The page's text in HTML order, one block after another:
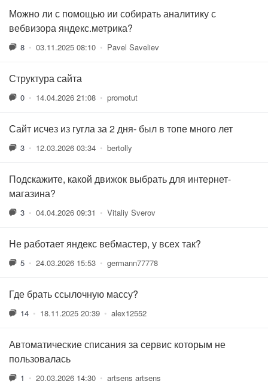
Можно ли с помощью ии собирать аналитику с
вебвизора яндекс.метрика?
8 • 03.11.2025 08:10 • Pavel Saveliev
Структура сайта
0 • 14.04.2026 21:08 • promotut
Сайт исчез из гугла за 2 дня- был в топе много лет
3 • 12.03.2026 03:34 • bertolly
Подскажите, какой движок выбрать для интернет-
магазина?
3 • 04.04.2026 09:31 • Vitaliy Sverov
Не работает яндекс вебмастер, у всех так?
5 • 24.03.2026 15:53 • germann77778
Где брать ссылочную массу?
14 • 18.11.2025 20:39 • alex12552
Автоматические списания за сервис которым не
пользовалась
1 • 20.03.2026 14:30 • artsens artsens